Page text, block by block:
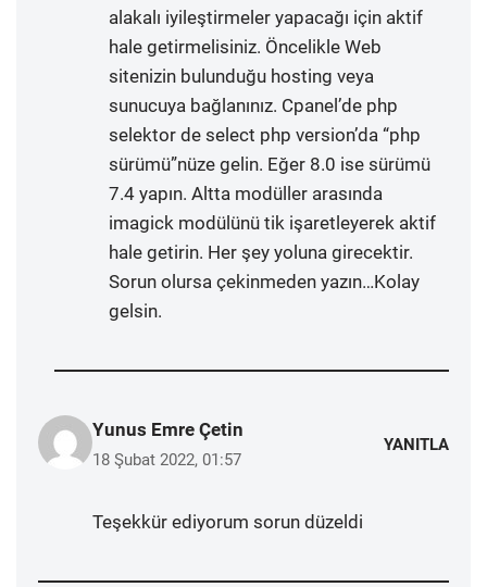
alakalı iyileştirmeler yapacağı için aktif
hale getirmelisiniz. Öncelikle Web
sitenizin bulunduğu hosting veya
sunucuya bağlanınız. Cpanel’de php
selektor de select php version’da “php
sürümü”nüze gelin. Eğer 8.0 ise sürümü
7.4 yapın. Altta modüller arasında
imagick modülünü tik işaretleyerek aktif
hale getirin. Her şey yoluna girecektir.
Sorun olursa çekinmeden yazın…Kolay
gelsin.
Yunus Emre Çetin
18 Şubat 2022, 01:57
YANITLA
Teşekkür ediyorum sorun düzeldi